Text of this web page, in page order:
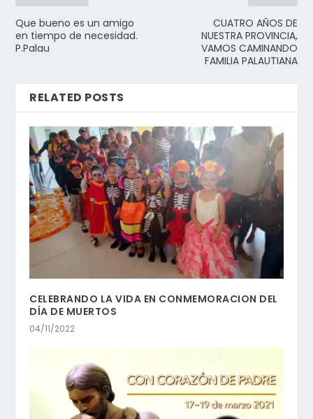
Que bueno es un amigo
en tiempo de necesidad.
P.Palau
CUATRO AÑOS DE
NUESTRA PROVINCIA,
VAMOS CAMINANDO
FAMILIA PALAUTIANA
RELATED POSTS
CELEBRANDO LA VIDA EN CONMEMORACION DEL
DÍA DE MUERTOS
04/11/2022